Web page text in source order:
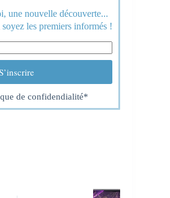
une nouvelle découverte...
les premiers informés !
de confidendialité*